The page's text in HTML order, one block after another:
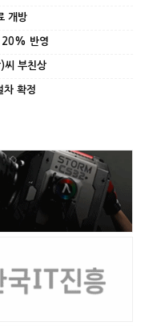
개방
20% 반영
씨 부친상
차 확정